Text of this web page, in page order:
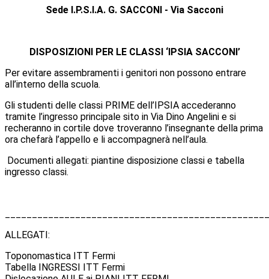
Sede I.P.S.I.A. G. SACCONI - Via Sacconi
DISPOSIZIONI PER LE CLASSI ‘IPSIA SACCONI’
Per evitare assembramenti i genitori non possono entrare
all’interno della scuola.
Gli studenti delle classi PRIME dell’IPSIA accederanno
tramite l’ingresso principale sito in Via Dino Angelini e si
recheranno in cortile dove troveranno l’insegnante della prima
ora chefarà l’appello e li accompagnerà nell’aula.
Documenti allegati: piantine disposizione classi e tabella
ingresso classi.
ALLEGATI:
Toponomastica ITT Fermi
Tabella INGRESSI ITT Fermi